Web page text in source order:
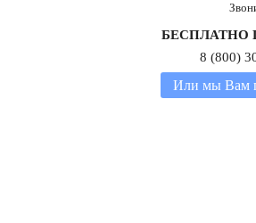
БЕСПЛАТНО
8 (800)
Или мы Вам